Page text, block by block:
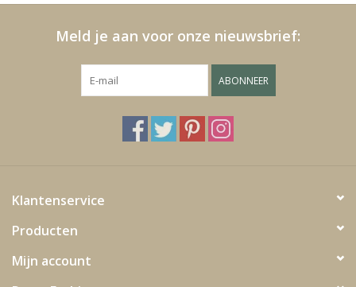
Kleden
Tuinmeubels en deco
Meld je aan voor onze nieuwsbrief:
ABONNEER
Klantenservice
Producten
Mijn account